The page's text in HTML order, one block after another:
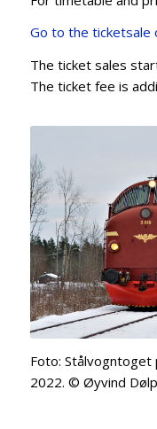
Go to the ticketsale
The ticket sales
The ticket fee is
Foto: Stålvogntoget
2022. © Øyvind